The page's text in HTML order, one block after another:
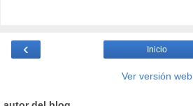
‹ Inicio
Ver versión web